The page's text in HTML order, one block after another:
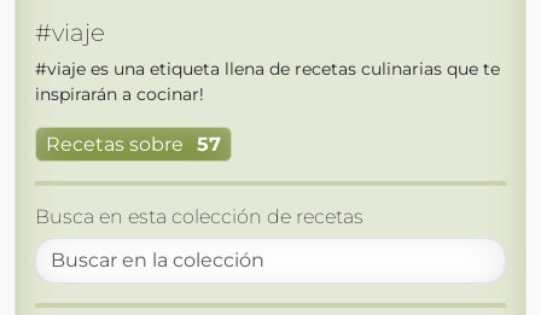
#viaje
#viaje es una etiqueta llena de recetas culinarias que te
inspirarán a cocinar!
Recetas sobre 57
Busca en esta colección de recetas